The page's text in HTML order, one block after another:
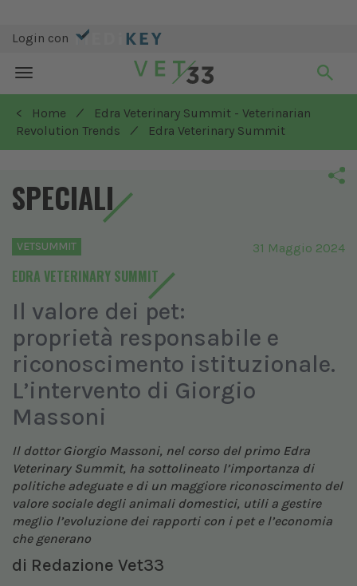
Login con
Toggle
navigation
< Home
/
Edra Veterinary Summit - Veterinarian
Revolution Trends
/ Edra Veterinary Summit
SPECIALI
VETSUMMIT
EDRA VETERINARY SUMMIT
31 Maggio 2024
Il valore dei pet:
proprietà responsabile e
riconoscimento istituzionale.
L’intervento di Giorgio
Massoni
Il dottor Giorgio Massoni, nel corso del primo Edra
Veterinary Summit, ha sottolineato l’importanza di
politiche adeguate e di un maggiore riconoscimento del
valore sociale degli animali domestici, utili a gestire
meglio l’evoluzione dei rapporti con i pet e l’economia
che generano
di Redazione Vet33